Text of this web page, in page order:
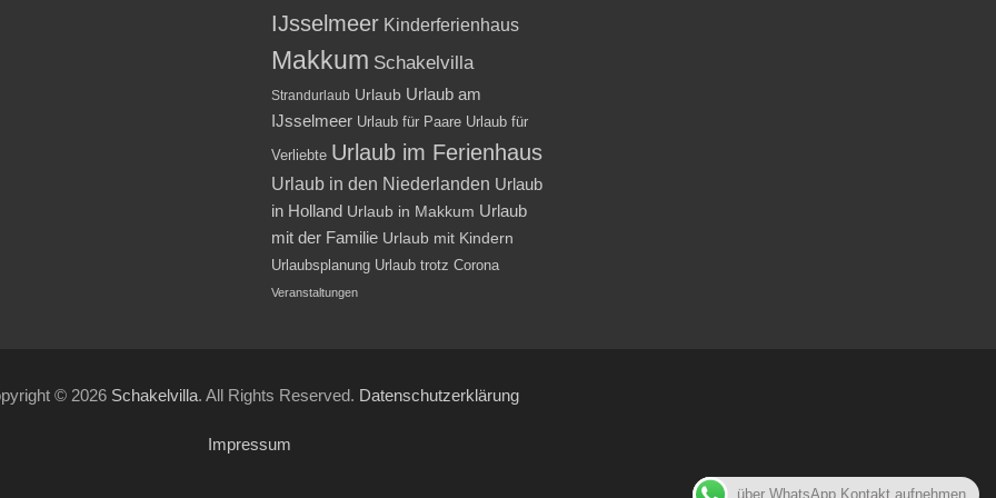
IJsselmeer Kinderferienhaus
Makkum Schakelvilla
Strandurlaub Urlaub Urlaub am
IJsselmeer Urlaub für Paare Urlaub für
Verliebte Urlaub im Ferienhaus
Urlaub in den Niederlanden Urlaub
in Holland Urlaub in Makkum Urlaub
mit der Familie Urlaub mit Kindern
Urlaubsplanung Urlaub trotz Corona
Veranstaltungen
© 2026 Schakelvilla. All Rights Reserved. Datenschutzerklärung
Impressum
über WhatsApp Kontakt aufnehmen